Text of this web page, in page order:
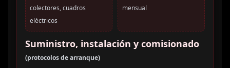
colectores, cuadros
eléctricos
mensual
Suministro, instalación y comisionado
(protocolos de arranque)